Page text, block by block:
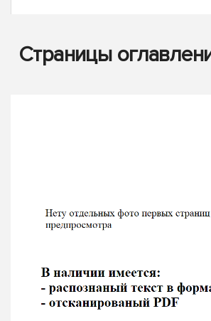
Страницы